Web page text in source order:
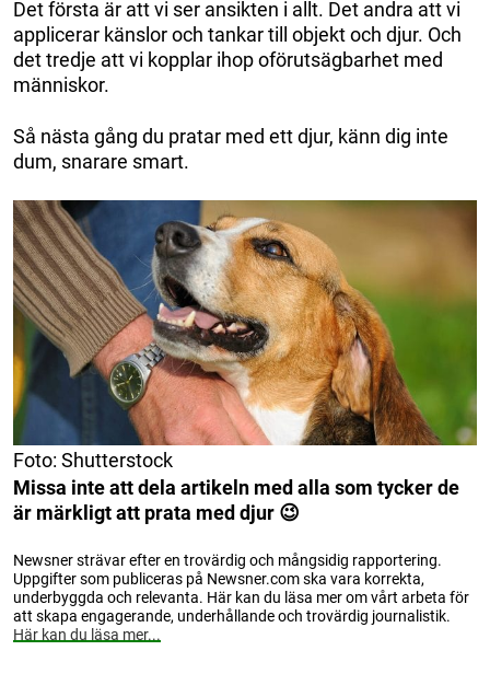
Det första är att vi ser ansikten i allt. Det andra att vi
applicerar känslor och tankar till objekt och djur. Och
det tredje att vi kopplar ihop oförutsägbarhet med
människor.
Så nästa gång du pratar med ett djur, känn dig inte
dum, snarare smart.
Foto: Shutterstock
Missa inte att dela artikeln med alla som tycker de
är märkligt att prata med djur 😉
Newsner strävar efter en trovärdig och mångsidig rapportering.
Uppgifter som publiceras på Newsner.com ska vara korrekta,
underbyggda och relevanta. Här kan du läsa mer om vårt arbeta för
att skapa engagerande, underhållande och trovärdig journalistik.
Här kan du läsa mer...